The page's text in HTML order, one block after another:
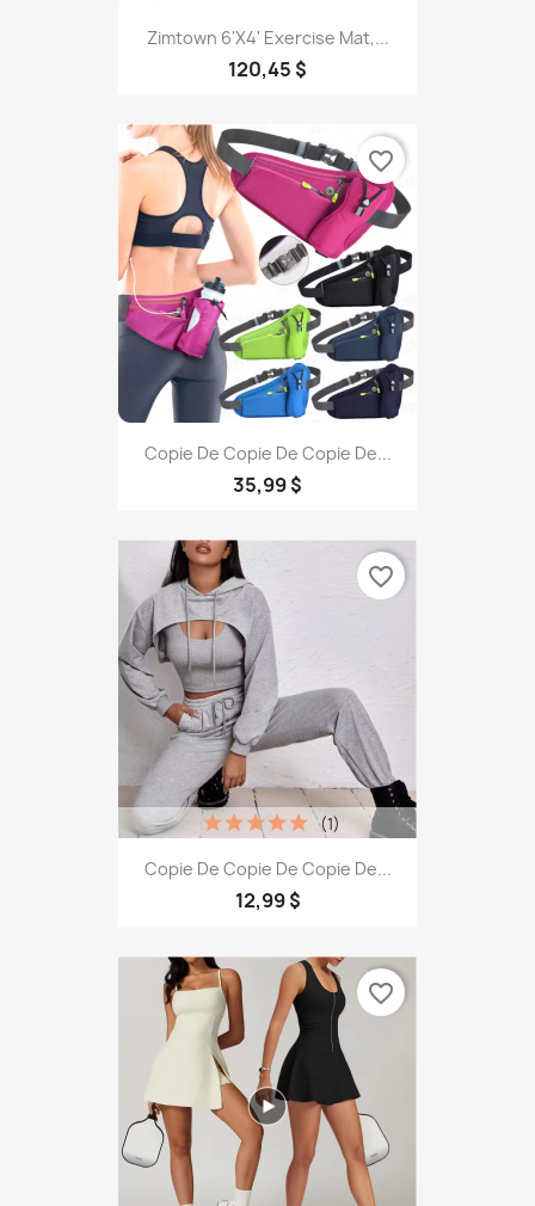
Zimtown 6'x4' Exercise Mat,...
120,45 $
Copie De Copie De Copie De...
35,99 $
favorite_border
Copie De Copie De Copie De...
12,99 $
(1)
favorite_border
favorite_border